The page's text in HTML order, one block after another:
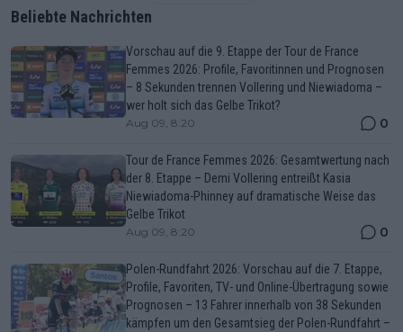
Beliebte Nachrichten
Vorschau auf die 9. Etappe der Tour de France
Femmes 2026: Profile, Favoritinnen und Prognosen
– 8 Sekunden trennen Vollering und Niewiadoma –
wer holt sich das Gelbe Trikot?
Aug 09, 8:20 0
Tour de France Femmes 2026: Gesamtwertung nach
der 8. Etappe – Demi Vollering entreißt Kasia
Niewiadoma-Phinney auf dramatische Weise das
Gelbe Trikot
Aug 09, 8:20 0
Polen-Rundfahrt 2026: Vorschau auf die 7. Etappe,
Profile, Favoriten, TV- und Online-Übertragung sowie
Prognosen – 13 Fahrer innerhalb von 38 Sekunden
kämpfen um den Gesamtsieg der Polen-Rundfahrt –